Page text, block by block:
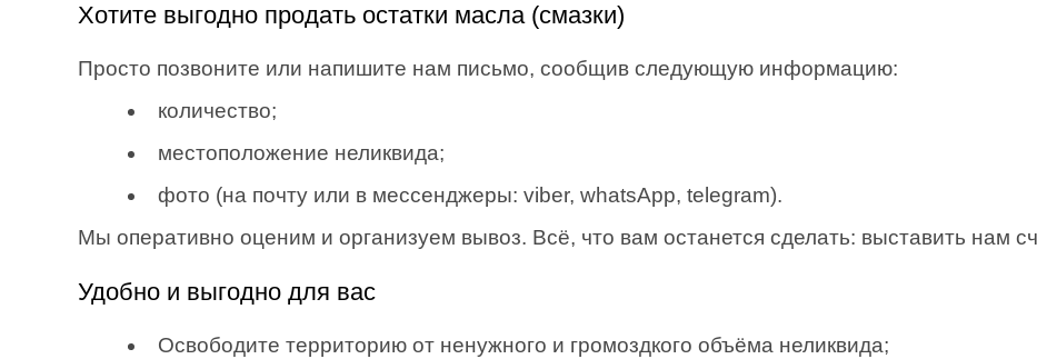
Хотите выгодно продать остатки масла (смазки)
Просто позвоните или напишите нам письмо, сообщив следующую информацию:
количество;
местоположение неликвида;
фото (на почту или в мессенджеры: viber, whatsApp, telegram).
Мы оперативно оценим и организуем вывоз. Всё, что вам останется сделать: выставить нам
Удобно и выгодно для вас
Освободите территорию от ненужного и громоздкого объёма неликвида;